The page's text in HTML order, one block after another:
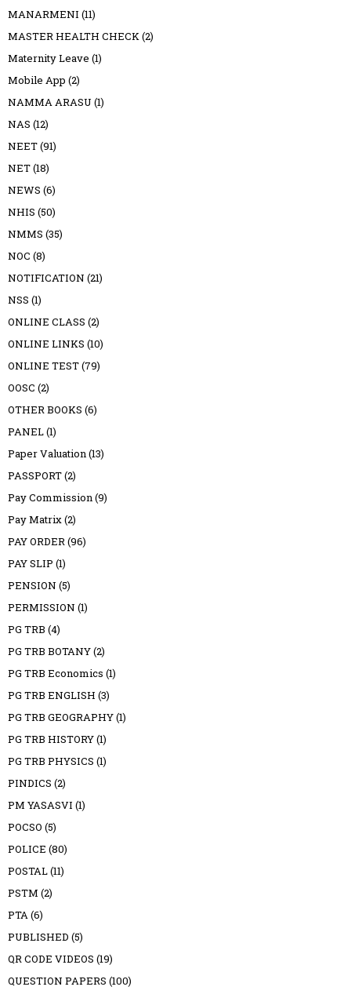
MANARMENI (11)
MASTER HEALTH CHECK(2)
Maternity Leave (1)
Mobile App (2)
NAMMA ARASU (1)
NAS (12)
NEET(91)
NET(18)
NEWS (6)
NHIS (50)
NMMS (35)
NOC (8)
NOTIFICATION (21)
NSS (1)
ONLINE CLASS (2)
ONLINE LINKS (10)
ONLINE TEST(79)
OOSC (2)
OTHER BOOKS (6)
PANEL(1)
Paper Valuation(13)
PASSPORT(2)
Pay Commission(9)
Pay Matrix(2)
PAY ORDER(96)
PAY SLIP (1)
PENSION (5)
PERMISSION (1)
PG TRB (4)
PG TRB BOTANY(2)
PG TRB Economics (1)
PG TRB ENGLISH (3)
PG TRB GEOGRAPHY(1)
PG TRB HISTORY(1)
PG TRB PHYSICS (1)
PINDICS (2)
PM YASASVI (1)
POCSO (5)
POLICE (80)
POSTAL(11)
PSTM (2)
PTA(6)
PUBLISHED (5)
QR CODE VIDEOS (19)
QUESTION PAPERS (100)